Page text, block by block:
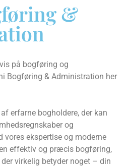
&
på bogføring og
Bogføring & Administration her
erfarne bogholdere, der kan
og
vores ekspertise og moderne
effektiv og præcis bogføring,
virkelig betyder noget – din